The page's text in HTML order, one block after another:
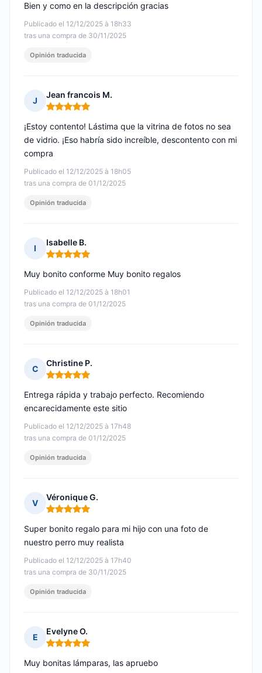
Publicado el 12/12/2025 à 18h33
tras una compra de 30/11/2025
Bien y como en la descripción gracias
Opinión traducida
J
Jean francois M.
Nota: 5 de 5
Publicado el 12/12/2025 à 18h05
tras una compra de 01/12/2025
¡Estoy contento! Lástima que la vitrina de fotos no sea
de vidrio. ¡Eso habría sido increíble, descontento con mi
compra
Opinión traducida
I
Isabelle B.
Nota: 5 de 5
Publicado el 12/12/2025 à 18h01
tras una compra de 01/12/2025
Muy bonito conforme Muy bonito regalos
Opinión traducida
C
Christine P.
Nota: 5 de 5
Publicado el 12/12/2025 à 17h48
tras una compra de 01/12/2025
Entrega rápida y trabajo perfecto. Recomiendo
encarecidamente este sitio
Opinión traducida
V
Véronique G.
Nota: 5 de 5
Publicado el 12/12/2025 à 17h40
tras una compra de 30/11/2025
Super bonito regalo para mi hijo con una foto de
nuestro perro muy realista
Opinión traducida
E
Evelyne O.
Nota: 5 de 5
Muy bonitas lámparas, las apruebo